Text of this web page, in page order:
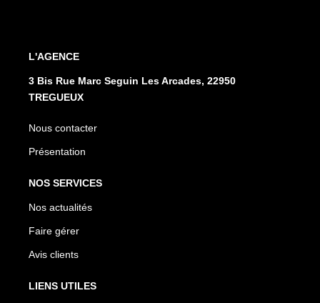
L'AGENCE
3 Bis Rue Marc Seguin Les Arcades, 22950
TREGUEUX
Nous contacter
Présentation
NOS SERVICES
Nos actualités
Faire gérer
Avis clients
LIENS UTILES